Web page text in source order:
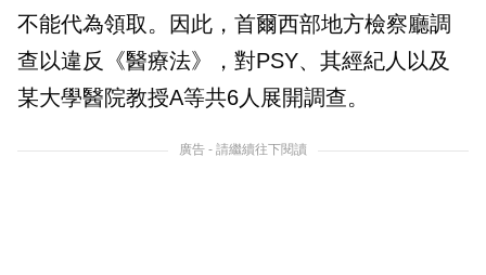
不能代為領取。因此，首爾西部地方檢察廳調
查以違反《醫療法》，對PSY、其經紀人以及
某大學醫院教授A等共6人展開調查。
廣告 - 請繼續往下閱讀